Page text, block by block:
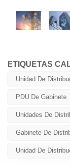
ETIQUETAS
Unidad De
PDU De Gabinete
Unidades De
Gabinete De
Unidad De